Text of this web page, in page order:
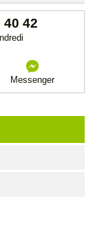
40 42
Messenger